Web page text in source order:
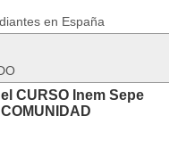
en España
CURSO Inem Sepe